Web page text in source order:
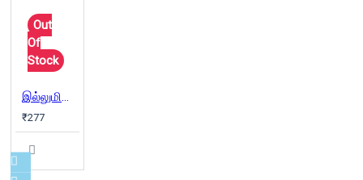
Out
Of
Stock
இல்லுமினாட்டி (உலகையே நோட்டமிடும் கண்கள்)
₹277